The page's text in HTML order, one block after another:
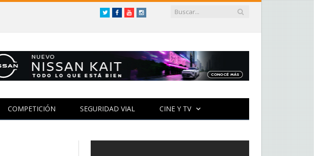
TwitterFacebookYouTubeInstagram
COMPETICIÓN SEGURIDAD VIAL CINE Y TV